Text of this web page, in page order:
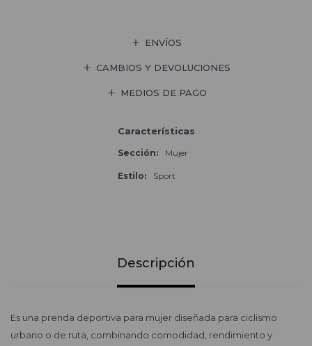
ENVÍOS
CAMBIOS Y DEVOLUCIONES
MEDIOS DE PAGO
Características
Sección Mujer
Estilo Sport
Descripción
Es una prenda deportiva para mujer diseñada para ciclismo
urbano o de ruta, combinando comodidad, rendimiento y